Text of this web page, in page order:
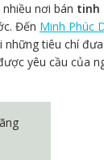
nơi bán tinh
Đến Minh Phúc
những tiêu chí
yêu cầu của